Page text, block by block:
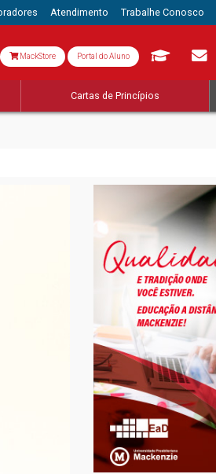
Atendimento Trabalhe Conosco
MackStore Portal do Aluno
Cartas de Princípios